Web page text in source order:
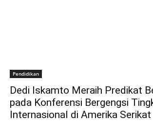
Pendidikan
Dedi Iskamto Meraih Predikat
pada Konferensi Bergengsi
Internasional di Amerika Serikat